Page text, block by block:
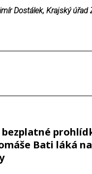
Dostálek, Krajský úřad
bezplatné
Bati láká